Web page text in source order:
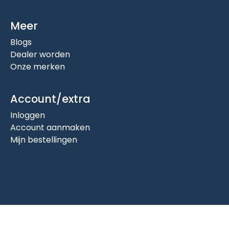
Meer
Blogs
Dealer worden
Onze merken
Account/extra
Inloggen
Account aanmaken
Mijn bestellingen